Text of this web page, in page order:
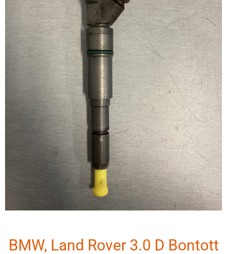
BMW, Land Rover 3.0 D Bontott